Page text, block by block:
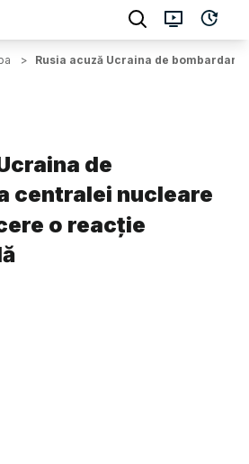
> Rusia acuză Ucraina de
de
centralei nucleare
o reacție